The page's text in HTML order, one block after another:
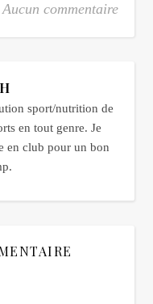
Aucun commentaire
sport/nutrition de
en tout genre. Je
en club pour un bon